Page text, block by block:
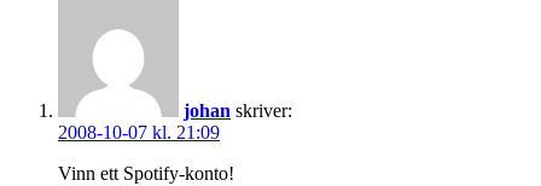
johan skriver:
2008-10-07 kl. 21:09
Vinn ett Spotify-konto!